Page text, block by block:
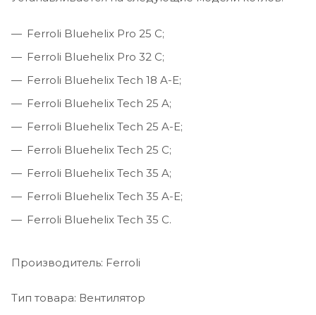
Ferroli Bluehelix Pro 25 C;
Ferroli Bluehelix Pro 32 C;
Ferroli Bluehelix Tech 18 A-E;
Ferroli Bluehelix Tech 25 A;
Ferroli Bluehelix Tech 25 A-E;
Ferroli Bluehelix Tech 25 C;
Ferroli Bluehelix Tech 35 A;
Ferroli Bluehelix Tech 35 A-E;
Ferroli Bluehelix Tech 35 C.
Производитель: Ferroli
Тип товара: Вентилятор